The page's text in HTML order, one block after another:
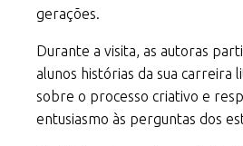
gerações.
Durante a visita, as autoras
alunos histórias da sua carreira
sobre o processo criativo e
entusiasmo às perguntas dos